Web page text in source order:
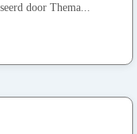
door Thema...